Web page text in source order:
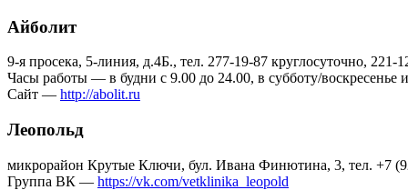
Айболит
9-я просека, 5-линия, д.4Б., тел. 277-19-87 круглосуточно, 221-
Часы работы — в будни с 9.00 до 24.00, в субботу/воскресенье
Сайт — http://abolit.ru
Леопольд
микрорайон Крутые Ключи, бул. Ивана Финютина, 3, тел. +7
Группа ВК — https://vk.com/vetklinika_leopold